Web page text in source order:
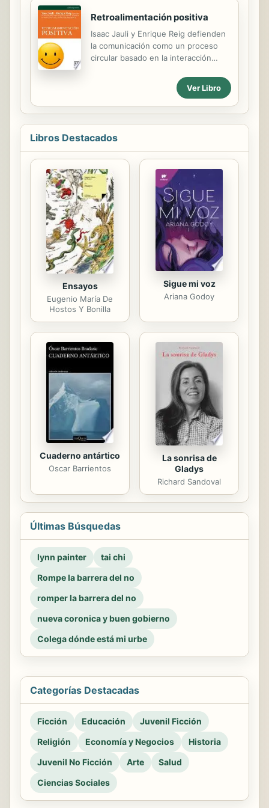
información y conocimiento, que se
transmiten y producen a través del
lenguaje. De esta forma, los
procesos de globalización,
de la economía conducen a que un
creciente número de ocupaciones y
trabajadores precisen de un mayor
componente de...
Retroalimentación positiva
Isaac Jauli y Enrique Reig defienden
la comunicación como un proceso
circular basado en la interacción
Ver Libro
Libros Destacados
Ensayos
Eugenio María De
Hostos Y Bonilla
Sigue mi voz
Ariana Godoy
Cuaderno antártico
Oscar Barrientos
La sonrisa de
Gladys
Richard Sandoval
Últimas Búsquedas
lynn painter
tai chi
Rompe la barrera del no
romper la barrera del no
nueva coronica y buen gobierno
Colega dónde está mi urbe
Categorías Destacadas
Ficción Educación
Juvenil Ficción
Religión
Economía y Negocios
Historia
Juvenil No Ficción
Arte
Salud
Ciencias Sociales